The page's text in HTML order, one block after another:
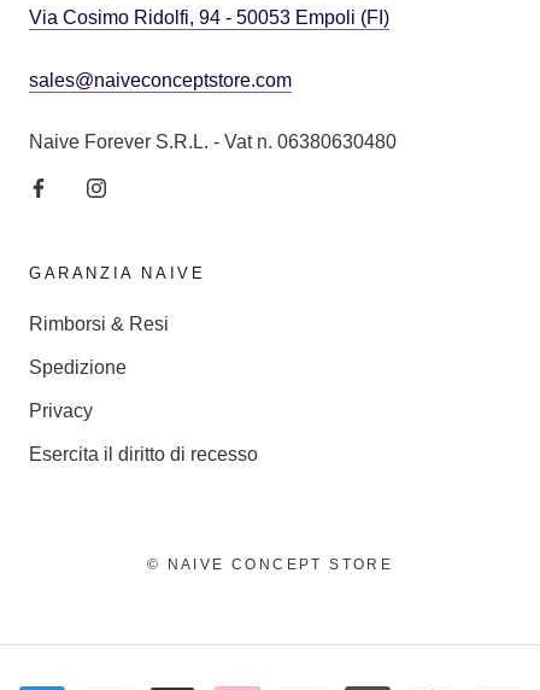
Via Cosimo Ridolfi, 94 - 50053 Empoli (FI)
sales@naiveconceptstore.com
Naive Forever S.R.L. - Vat n. 06380630480
GARANZIA NAIVE
Rimborsi & Resi
Spedizione
Privacy
Esercita il diritto di recesso
© NAIVE CONCEPT STORE